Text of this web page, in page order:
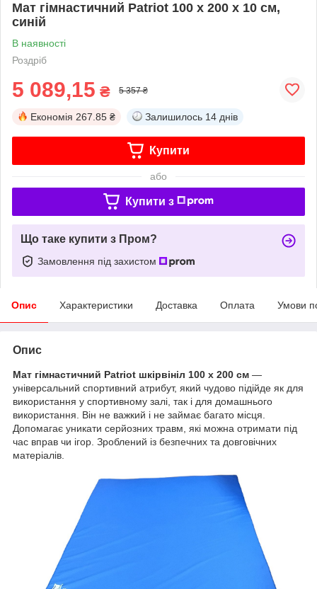
Мат гімнастичний Patriot 100 х 200 х 10 см,
синій
В наявності
Роздріб
5 089,15 ₴ 5 357 ₴
Економія 267.85 ₴ Залишилось 14 днів
Купити
або
Купити з
Що таке купити з Пром?
Замовлення під захистом
Опис Характеристики Доставка Оплата Умови
Опис
Мат гімнастичний Patriot шкірвініл 100 х 200 см —
універсальний спортивний атрибут, який чудово підійде як для
використання у спортивному залі, так і для домашнього
використання. Він не важкий і не займає багато місця.
Допомагає уникати серйозних травм, які можна отримати під
час вправ чи ігор. Зроблений із безпечних та довговічних
матеріалів.